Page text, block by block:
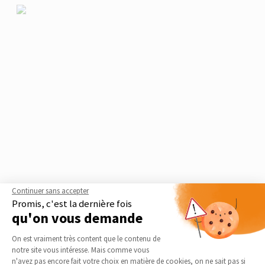
Le guide thématique
Rénovation d'appartement
En matière de rénovation d’appartement, l’enjeu majeur sera de
Continuer sans accepter
Promis, c'est la dernière fois
qu'on vous demande
Plateforme de Gestion du
On est vraiment très content que le contenu de
notre site vous intéresse. Mais comme vous
n'avez pas encore fait votre choix en matière de cookies, on ne sait pas si
Axeptio consent